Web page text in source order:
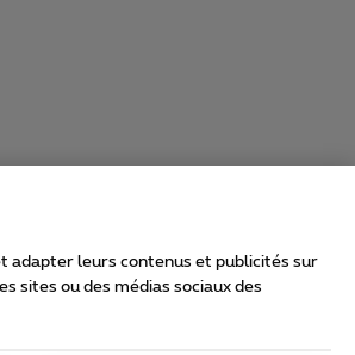
adapter leurs contenus et publicités sur
sites ou des médias sociaux des